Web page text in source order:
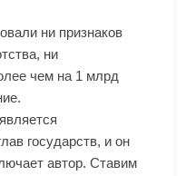
ни признаков
ни
чем на 1 млрд
государств, и он
автор. Ставим